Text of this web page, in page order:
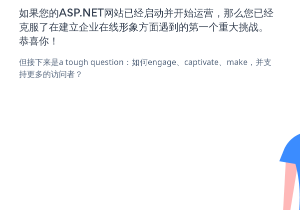
如果您的ASP.NET网站已经启动并开始运营，那么您已经
克服了在建立企业在线形象方面遇到的第一个重大挑战。
恭喜你！
但接下来是a tough question：如何engage、captivate、make，并支
持更多的访问者？